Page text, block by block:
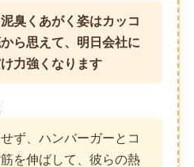
臭くあがく姿はカッコ
ら思えて、明日会社に
力強くなります
ず、ハンバーガーとコ
を伸ばして、彼らの熱